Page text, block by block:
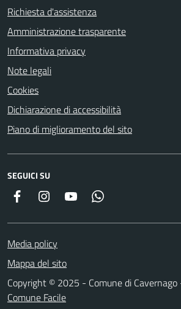
Richiesta d'assistenza
Amministrazione trasparente
Informativa privacy
Note legali
Cookies
Dichiarazione di accessibilità
Piano di miglioramento del sito
SEGUICI SU
Facebook InstagramYouTube
Media policy
Mappa del sito
Copyright © 2025 - Comune di
Comune Facile